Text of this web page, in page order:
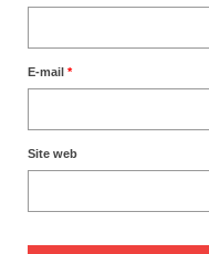
E-mail *
Site web